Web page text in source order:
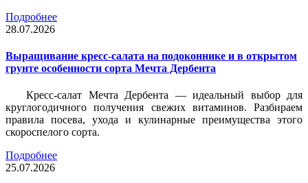
Подробнее
28.07.2026
Выращивание кресс-салата на подоконнике и в открытом
грунте особенности сорта Мечта Дербента
Кресс-салат Мечта Дербента — идеальный выбор для
круглогодичного получения свежих витаминов. Разбираем
правила посева, ухода и кулинарные преимущества этого
скороспелого сорта.
Подробнее
25.07.2026